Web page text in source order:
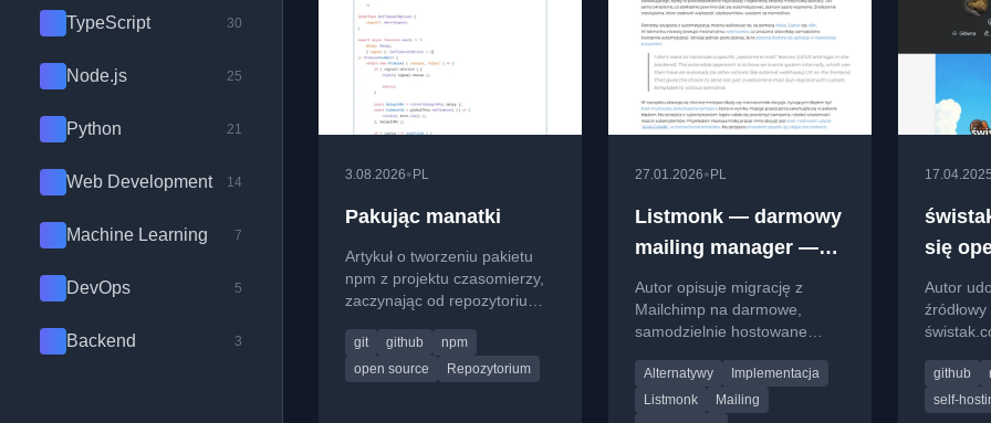
TypeScript 30
Node.js 25
Python 21
Web Development 14
Machine Learning 7
DevOps 5
Backend 3
3.08.2026• PL
Pakując manatki
Artykuł o tworzeniu pakietu
npm z projektu czasomierzy,
zaczynając od repozytorium
git github
npm
open source
Repozytorium
27.01.2026• PL
Listmonk — darmowy
mailing manager —
studium przypadku i
implementacja
Autor opisuje migrację z
Mailchimp na darmowe,
samodzielnie hostowane
prowadzenia newslettera,
omawiając przyczyny i
Alternatywy
Implementacja
Listmonk
Mailing
17.04.2025
się
Autor
projektu.
github
self-